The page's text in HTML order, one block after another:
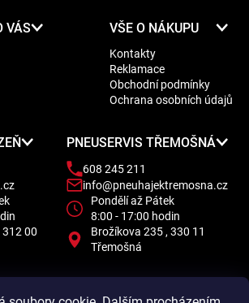
VÁS VŠE O NÁKUPU
Kontakty
Reklamace
Obchodní podmínky
Ochrana osobních údajů
312 00
PNEUSERVIS TŘEMOŠNÁ
608 245 211
info@pneuhajektremosna.cz
Pondělí až Pátek
8:00 - 17:00 hodin
Brožíkova 235 , 330 11
Třemošná